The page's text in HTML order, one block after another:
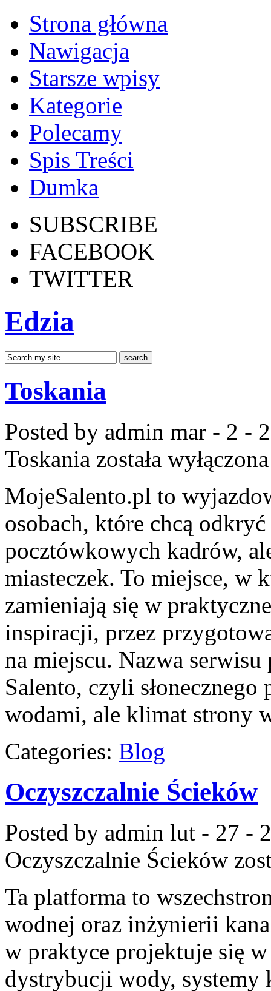
Strona główna
Nawigacja
Starsze wpisy
Kategorie
Polecamy
Spis Treści
Dumka
SUBSCRIBE
FACEBOOK
TWITTER
Edzia
Toskania
Posted by admin mar - 2 -
Toskania została wyłączona
MojeSalento.pl to
osobach, które chcą
pocztówkowych kadrów,
miasteczek. To miejsce, w
zamieniają się w
inspiracji, przez
na miejscu. Nazwa serwisu
Salento, czyli
wodami, ale klimat strony
Categories: Blog
Oczyszczalnie Ścieków
Posted by admin lut - 27 -
Oczyszczalnie Ścieków
Ta platforma to
wodnej oraz inżynierii
w praktyce projektuje się
dystrybucji wody, systemy